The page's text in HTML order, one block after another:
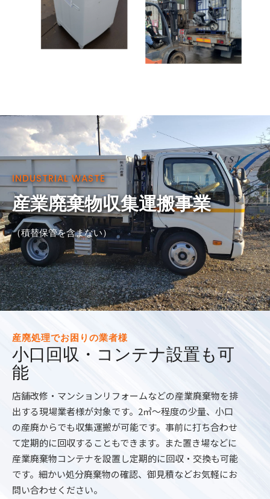
INDUSTRIAL WASTE
産業廃棄物収集運搬事業
（積替保管を含まない）
産廃処理でお困りの業者様
小口回収・コンテナ設置も可
能
店舗改修・マンションリフォームなどの産業廃棄物を排
出する現場業者様が対象です。2㎥～程度の少量、小口
の産廃からでも収集運搬が可能です。事前に打ち合わせ
て定期的に回収することもできます。また置き場などに
産業廃棄物コンテナを設置し定期的に回収・交換も可能
です。細かい処分廃棄物の確認、御見積などお気軽にお
問い合わせください。